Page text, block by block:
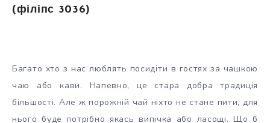
(філіпс 3036)
Багато хто з нас люблять посидіти в гостях за чашкою
чаю або кави. Напевно, це стара добра традиція
більшості. Але ж порожній чай ніхто не стане пити, для
нього буде потрібно якась випічка або ласощі. Що б